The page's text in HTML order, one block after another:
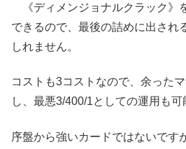
《ディメンジョナルクラック》
できるので、最後の詰めに出され
しれません。
コストも3コストなので、余った
し、最悪3/400/1としての運用も可
序盤から強いカードではないです